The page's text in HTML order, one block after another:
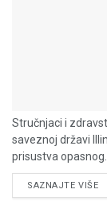
Stručnjaci i
saveznoj državi
prisustva opasnog...
SAZNAJTE VIŠE